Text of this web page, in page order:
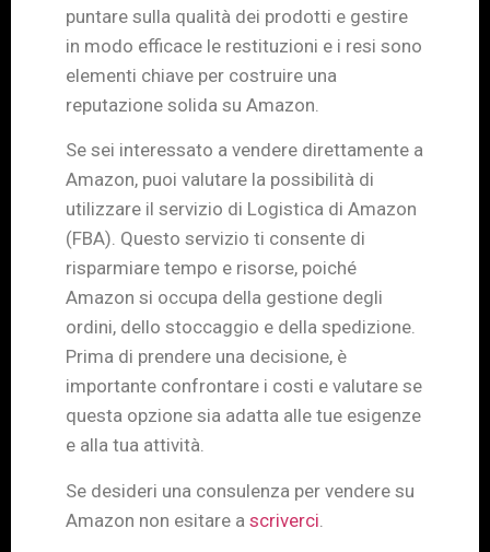
puntare sulla qualità dei prodotti e gestire
in modo efficace le restituzioni e i resi sono
elementi chiave per costruire una
reputazione solida su Amazon.
Se sei interessato a vendere direttamente a
Amazon, puoi valutare la possibilità di
utilizzare il servizio di Logistica di Amazon
(FBA). Questo servizio ti consente di
risparmiare tempo e risorse, poiché
Amazon si occupa della gestione degli
ordini, dello stoccaggio e della spedizione.
Prima di prendere una decisione, è
importante confrontare i costi e valutare se
questa opzione sia adatta alle tue esigenze
e alla tua attività.
Se desideri una consulenza per vendere su
Amazon non esitare a scriverci